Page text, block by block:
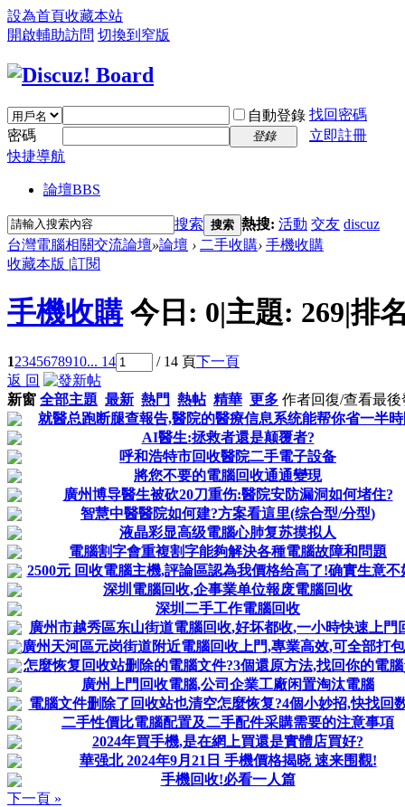
設為首頁收藏本站
開啟輔助訪問 切換到窄版
自動登錄 找回密碼
密碼
登錄
立即註冊
快捷導航
論壇BBS
搜索 搜索 熱搜: 活動 交友 discuz
台灣電腦相關交流論壇»論壇 › 二手收購› 手機收購
收藏本版 |訂閱
手機收購 今日: 0|主題: 269|排
12345678910... 14 / 14 頁下一頁
返 回
新窗 全部主題 最新 熱門 熱帖 精華 更多 作者回復/查看最後
就醫总跑断腿查報告,醫院的醫療信息系统能帮你省一半
AI醫生:拯救者還是颠覆者?
呼和浩特市回收醫院二手電子設备
將您不要的電腦回收通通變現
廣州博导醫生被砍20刀重伤:醫院安防漏洞如何堵住?
智慧中醫醫院如何建?方案看這里(综合型/分型)
液晶彩显高级電腦心肺复苏摸拟人
電腦割字會重複割字能夠解決各種電腦故障和問題
2500元 回收電腦主機,評論區認為我價格给高了!确實生意不
深圳電腦回收,企事業单位報废電腦回收
深圳二手工作電腦回收
廣州市越秀區东山街道電腦回收,好坏都收,一小時快速上門
廣州天河區元岗街道附近電腦回收上門,專業高效,可全部打
怎麼恢复回收站删除的電腦文件?3個還原方法,找回你的電
廣州上門回收電腦,公司企業工廠闲置淘汰電腦
電腦文件删除了回收站也清空怎麼恢复?4個小妙招,快找回
二手性價比電腦配置及二手配件采購需要的注意事項
2024年買手機,是在網上買還是實體店買好?
華强北 2024年9月21日 手機價格揭晓 速来围觀!
手機回收!必看一人篇
下一頁 »